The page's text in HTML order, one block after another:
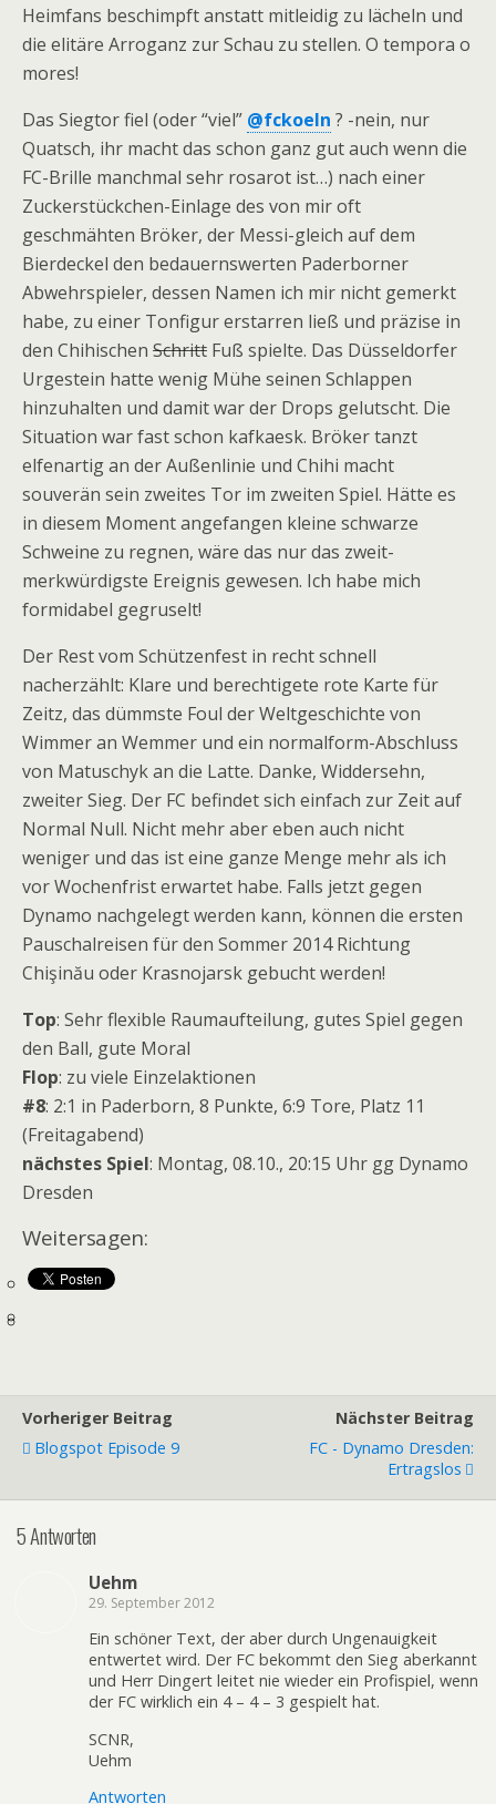
Heimfans beschimpft anstatt mitleidig zu lächeln und
die elitäre Arroganz zur Schau zu stellen. O tempora o
mores!
Das Siegtor fiel (oder “viel” @fckoeln ? -nein, nur
Quatsch, ihr macht das schon ganz gut auch wenn die
FC-Brille manchmal sehr rosarot ist…) nach einer
Zuckerstückchen-Einlage des von mir oft
geschmähten Bröker, der Messi-gleich auf dem
Bierdeckel den bedauernswerten Paderborner
Abwehrspieler, dessen Namen ich mir nicht gemerkt
habe, zu einer Tonfigur erstarren ließ und präzise in
den Chihischen Schritt Fuß spielte. Das Düsseldorfer
Urgestein hatte wenig Mühe seinen Schlappen
hinzuhalten und damit war der Drops gelutscht. Die
Situation war fast schon kafkaesk. Bröker tanzt
elfenartig an der Außenlinie und Chihi macht
souverän sein zweites Tor im zweiten Spiel. Hätte es
in diesem Moment angefangen kleine schwarze
Schweine zu regnen, wäre das nur das zweit-
merkwürdigste Ereignis gewesen. Ich habe mich
formidabel gegruselt!
Der Rest vom Schützenfest in recht schnell
nacherzählt: Klare und berechtigete rote Karte für
Zeitz, das dümmste Foul der Weltgeschichte von
Wimmer an Wemmer und ein normalform-Abschluss
von Matuschyk an die Latte. Danke, Widdersehn,
zweiter Sieg. Der FC befindet sich einfach zur Zeit auf
Normal Null. Nicht mehr aber eben auch nicht
weniger und das ist eine ganze Menge mehr als ich
vor Wochenfrist erwartet habe. Falls jetzt gegen
Dynamo nachgelegt werden kann, können die ersten
Pauschalreisen für den Sommer 2014 Richtung
Chişinău oder Krasnojarsk gebucht werden!
Top: Sehr flexible Raumaufteilung, gutes Spiel gegen
den Ball, gute Moral
Flop: zu viele Einzelaktionen
#8: 2:1 in Paderborn, 8 Punkte, 6:9 Tore, Platz 11
(Freitagabend)
nächstes Spiel: Montag, 08.10., 20:15 Uhr gg Dynamo
Dresden
Weitersagen:
Vorheriger Beitrag
Blogspot Episode 9
Nächster Beitrag
FC - Dynamo Dresden:
Ertragslos
5 Antworten
Uehm
29. September 2012
Ein schöner Text, der aber durch Ungenauigkeit
entwertet wird. Der FC bekommt den Sieg aberkannt
und Herr Dingert leitet nie wieder ein Profispiel, wenn
der FC wirklich ein 4 – 4 – 3 gespielt hat.
SCNR,
Uehm
Antworten